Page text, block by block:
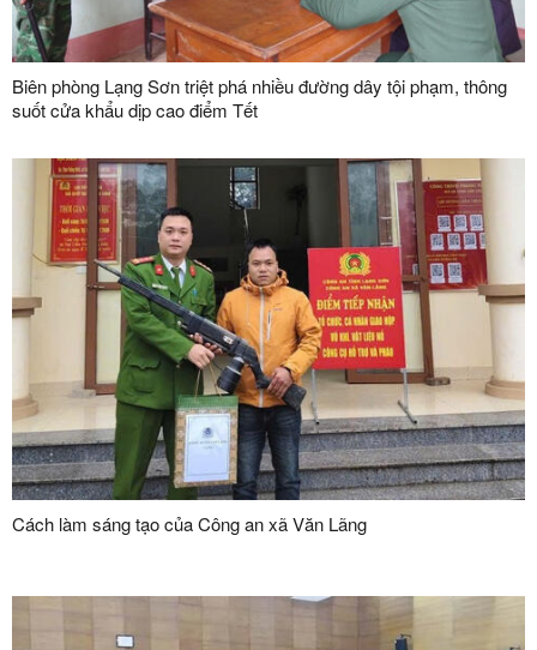
Biên phòng Lạng Sơn triệt phá nhiều đường dây tội phạm, thông
suốt cửa khẩu dịp cao điểm Tết
Cách làm sáng tạo của Công an xã Văn Lãng